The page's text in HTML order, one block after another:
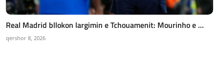
Real Madrid bllokon largimin e Tchouamenit: Mourinho e ...
qershor 8, 2026